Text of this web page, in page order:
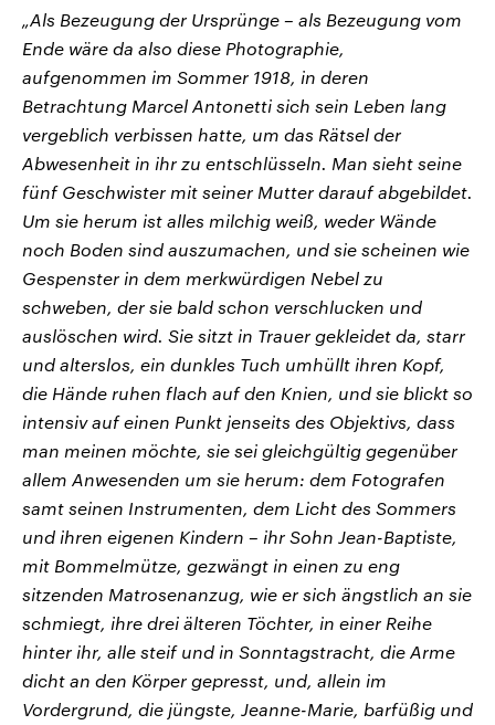
„Als Bezeugung der Ursprünge – als Bezeugung vom
Ende wäre da also diese Photographie,
aufgenommen im Sommer 1918, in deren
Betrachtung Marcel Antonetti sich sein Leben lang
vergeblich verbissen hatte, um das Rätsel der
Abwesenheit in ihr zu entschlüsseln. Man sieht seine
fünf Geschwister mit seiner Mutter darauf abgebildet.
Um sie herum ist alles milchig weiß, weder Wände
noch Boden sind auszumachen, und sie scheinen wie
Gespenster in dem merkwürdigen Nebel zu
schweben, der sie bald schon verschlucken und
auslöschen wird. Sie sitzt in Trauer gekleidet da, starr
und alterslos, ein dunkles Tuch umhüllt ihren Kopf,
die Hände ruhen flach auf den Knien, und sie blickt so
intensiv auf einen Punkt jenseits des Objektivs, dass
man meinen möchte, sie sei gleichgültig gegenüber
allem Anwesenden um sie herum: dem Fotografen
samt seinen Instrumenten, dem Licht des Sommers
und ihren eigenen Kindern – ihr Sohn Jean-Baptiste,
mit Bommelmütze, gezwängt in einen zu eng
sitzenden Matrosenanzug, wie er sich ängstlich an sie
schmiegt, ihre drei älteren Töchter, in einer Reihe
hinter ihr, alle steif und in Sonntagstracht, die Arme
dicht an den Körper gepresst, und, allein im
Vordergrund, die jüngste, Jeanne-Marie, barfüßig und